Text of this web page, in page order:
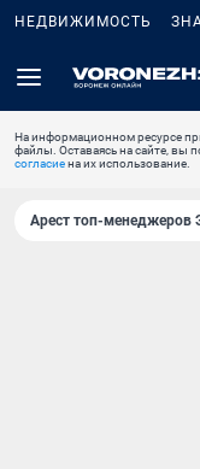
НЕДВИЖИМОСТЬ
На информационном ресурсе
файлы. Оставаясь на сайте, вы
согласиена их использование.
Арест топ-менеджеров